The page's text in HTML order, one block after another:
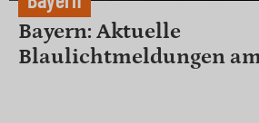
Bayern: Aktuelle
Blaulichtmeldungen